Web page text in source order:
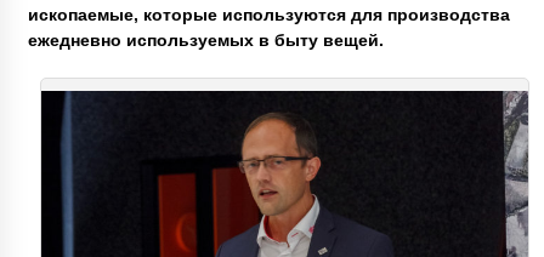
ископаемые, которые используются для производства
ежедневно используемых в быту вещей.